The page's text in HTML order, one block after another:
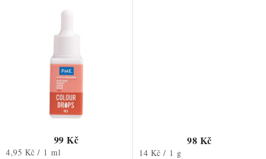
99 Kč
Měrná
4,95 Kč / 1 ml
98 Kč
Měrná
14 Kč / 1 g